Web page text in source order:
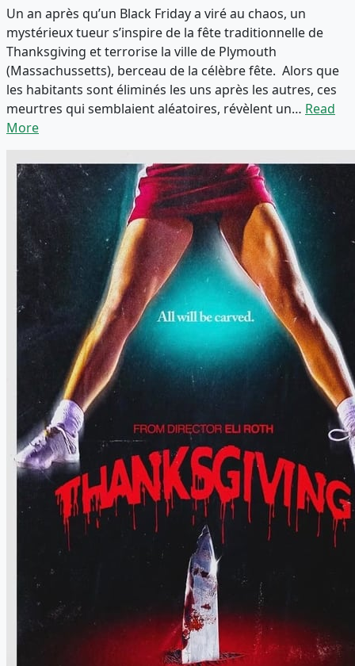
Un an après qu’un Black Friday a viré au chaos, un
mystérieux tueur s’inspire de la fête traditionnelle de
Thanksgiving et terrorise la ville de Plymouth
(Massachussetts), berceau de la célèbre fête. Alors que
les habitants sont éliminés les uns après les autres, ces
meurtres qui semblaient aléatoires, révèlent un… Read
More